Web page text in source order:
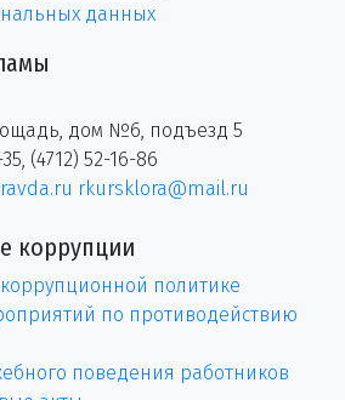
данных
дом №6, подъезд 5
(4712) 52-16-86
rkursklora@mail.ru
коррупции
политике
по противодействию
поведения работников